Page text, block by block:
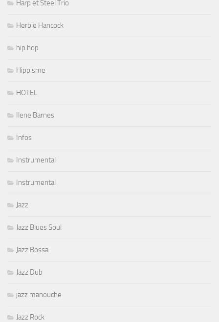
Harp et Steel Trio
Herbie Hancock
hip hop
Hippisme
HOTEL
Ilene Barnes
Infos
Instrumental
Instrumental
Jazz
Jazz Blues Soul
Jazz Bossa
Jazz Dub
jazz manouche
Jazz Rock